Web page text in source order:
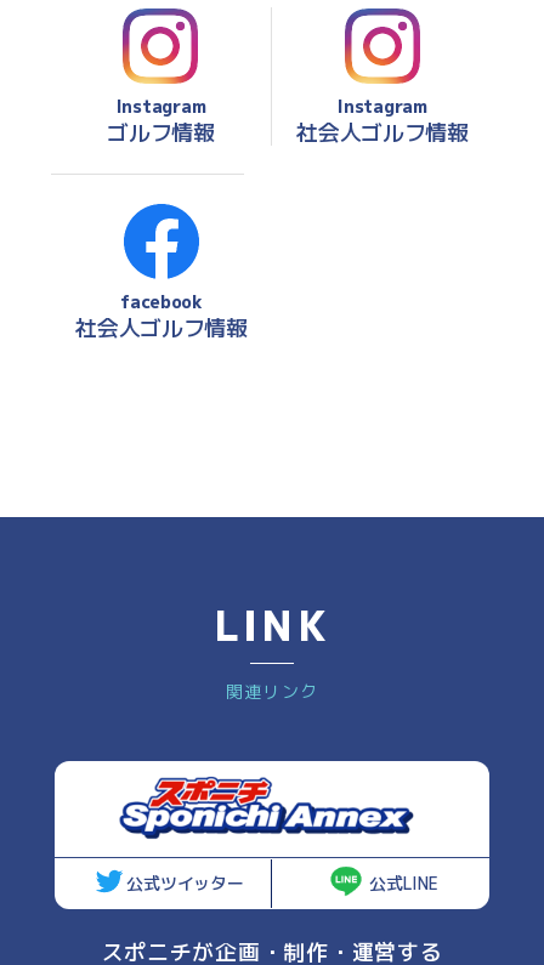
Instagram
ゴルフ情報
Instagram
社会人ゴルフ情報
facebook
社会人ゴルフ情報
LINK
関連リンク
公式ツイッター 公式LINE
スポニチが企画・制作・運営する